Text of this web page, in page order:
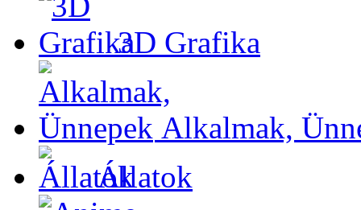
3D Grafika
Alkalmak,
Állatok